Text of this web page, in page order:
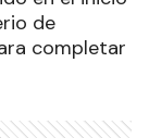
de
completar